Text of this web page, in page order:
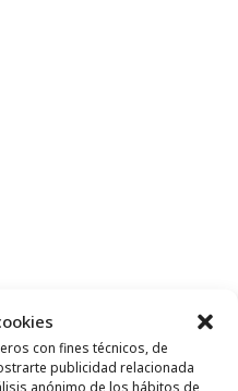
con fines técnicos, de
publicidad relacionada
anónimo de los hábitos de